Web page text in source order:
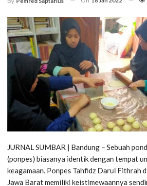
JURNAL SUMBAR | Bandung – Sebuah
(ponpes) biasanya identik dengan tempat
keagamaan. Ponpes Tahfidz Darul Fithrah
Jawa Barat memiliki keistimewaannya